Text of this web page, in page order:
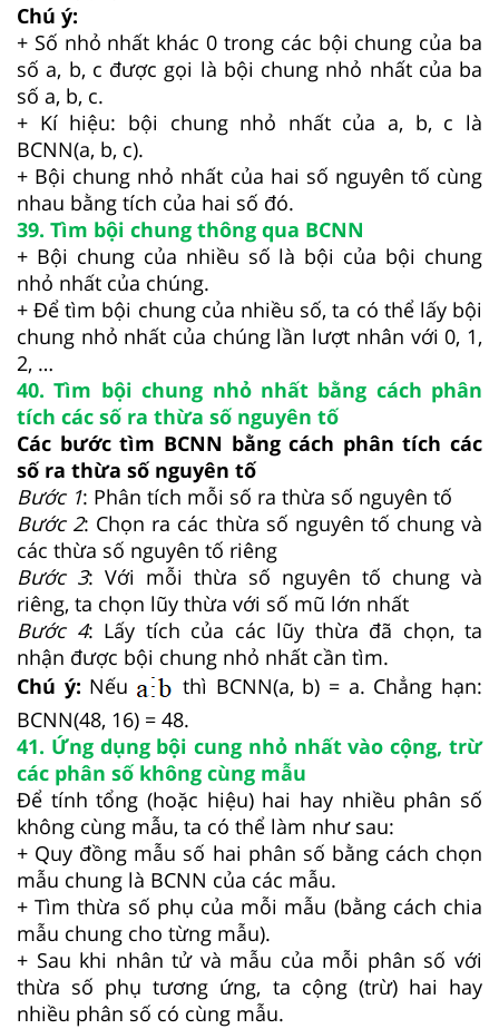
Chú ý:
+ Số nhỏ nhất khác 0 trong các bội chung của ba
số a, b, c được gọi là bội chung nhỏ nhất của ba
số a, b, c.
+ Kí hiệu: bội chung nhỏ nhất của a, b, c là
BCNN(a, b, c).
+ Bội chung nhỏ nhất của hai số nguyên tố cùng
nhau bằng tích của hai số đó.
39. Tìm bội chung thông qua BCNN
+ Bội chung của nhiều số là bội của bội chung
nhỏ nhất của chúng.
+ Để tìm bội chung của nhiều số, ta có thể lấy bội
chung nhỏ nhất của chúng lần lượt nhân với 0, 1,
2, …
40. Tìm bội chung nhỏ nhất bằng cách phân
tích các số ra thừa số nguyên tố
Các bước tìm BCNN bằng cách phân tích các
số ra thừa số nguyên tố
Bước 1: Phân tích mỗi số ra thừa số nguyên tố
Bước 2: Chọn ra các thừa số nguyên tố chung và
các thừa số nguyên tố riêng
Bước 3: Với mỗi thừa số nguyên tố chung và
riêng, ta chọn lũy thừa với số mũ lớn nhất
Bước 4: Lấy tích của các lũy thừa đã chọn, ta
nhận được bội chung nhỏ nhất cần tìm.
Chú ý: Nếu
thì BCNN(a, b) = a. Chẳng hạn:
BCNN(48, 16) = 48.
41. Ứng dụng bội cung nhỏ nhất vào cộng, trừ
các phân số không cùng mẫu
Để tính tổng (hoặc hiệu) hai hay nhiều phân số
không cùng mẫu, ta có thể làm như sau:
+ Quy đồng mẫu số hai phân số bằng cách chọn
mẫu chung là BCNN của các mẫu.
+ Tìm thừa số phụ của mỗi mẫu (bằng cách chia
mẫu chung cho từng mẫu).
+ Sau khi nhân tử và mẫu của mỗi phân số với
thừa số phụ tương ứng, ta cộng (trừ) hai hay
nhiều phân số có cùng mẫu.